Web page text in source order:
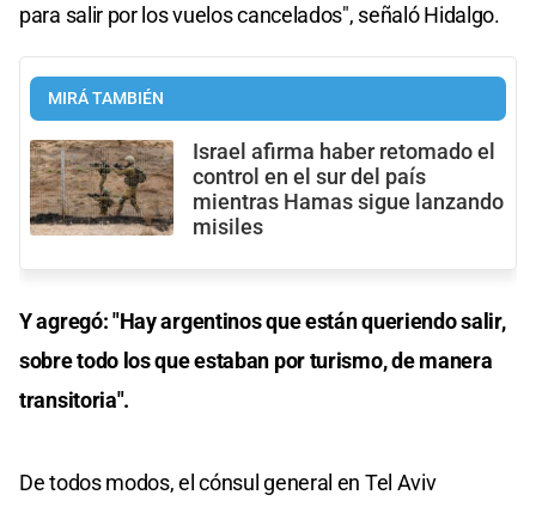
para salir por los vuelos cancelados", señaló Hidalgo.
MIRÁ TAMBIÉN
Israel afirma haber retomado el
control en el sur del país
mientras Hamas sigue lanzando
misiles
Y agregó: "Hay argentinos que están queriendo salir,
sobre todo los que estaban por turismo, de manera
transitoria".
De todos modos, el cónsul general en Tel Aviv